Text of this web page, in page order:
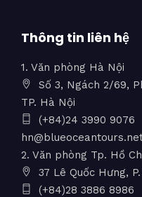
Thông tin liên hệ
1. Văn phòng Hà Nội
Số 3, Ngách 2/69,
TP. Hà Nội
(+84)24 3990 9076
2. Văn phòng Tp. Hồ
37 Lê Quốc Hưng,
(+84)28 3886 8986